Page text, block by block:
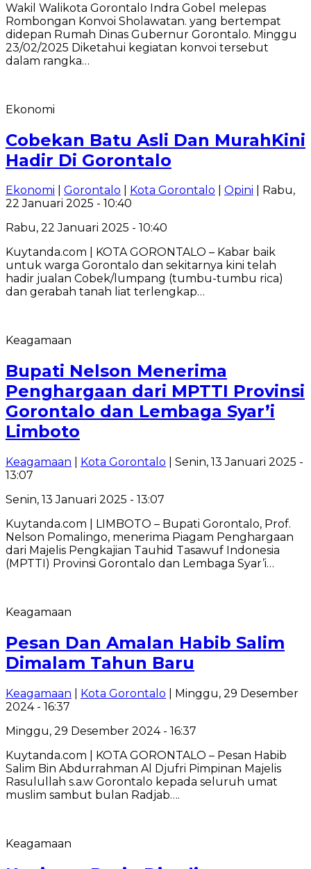
Wakil Walikota Gorontalo Indra Gobel melepas
Rombongan Konvoi Sholawatan. yang bertempat
didepan Rumah Dinas Gubernur Gorontalo. Minggu
23/02/2025 Diketahui kegiatan konvoi tersebut
dalam rangka…
Ekonomi
Cobekan Batu Asli Dan MurahKini
Hadir Di Gorontalo
Ekonomi Gorontalo Kota Gorontalo Opini | Rabu,
22 Januari 2025 - 10:40
Rabu, 22 Januari 2025 - 10:40
Kuytanda.com | KOTA GORONTALO – Kabar baik
untuk warga Gorontalo dan sekitarnya kini telah
hadir jualan Cobek/lumpang (tumbu-tumbu rica)
dan gerabah tanah liat terlengkap…
Keagamaan
Bupati Nelson Menerima
Penghargaan dari MPTTI Provinsi
Gorontalo dan Lembaga Syar’i
Limboto
Keagamaan Kota Gorontalo | Senin, 13 Januari 2025 -
13:07
Senin, 13 Januari 2025 - 13:07
Kuytanda.com | LIMBOTO – Bupati Gorontalo, Prof.
Nelson Pomalingo, menerima Piagam Penghargaan
dari Majelis Pengkajian Tauhid Tasawuf Indonesia
(MPTTI) Provinsi Gorontalo dan Lembaga Syar’i…
Keagamaan
Pesan Dan Amalan Habib Salim
Dimalam Tahun Baru
Keagamaan Kota Gorontalo | Minggu, 29 Desember
2024 - 16:37
Minggu, 29 Desember 2024 - 16:37
Kuytanda.com | KOTA GORONTALO – Pesan Habib
Salim Bin Abdurrahman Al Djufri Pimpinan Majelis
Rasulullah s.a.w Gorontalo kepada seluruh umat
muslim sambut bulan Radjab….
Keagamaan